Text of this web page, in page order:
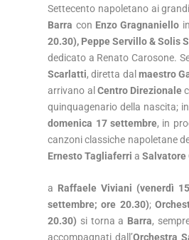
Settecento napoletano ai
Barra con Enzo Gragnaniello
20.30), Peppe Servillo & Solis
dedicato a Renato Carosone.
Scarlatti, diretta dalmaestro
arrivano al Centro Direzionale
quinquagenario della nascita;
domenica 17 settembre, in
canzoni classiche napoletane
Ernesto Tagliaferri aSalvatore
a Raffaele Viviani (venerdì
settembre; ore 20.30);
20.30) si torna a Barra,
accompagnati dall’Orchestra